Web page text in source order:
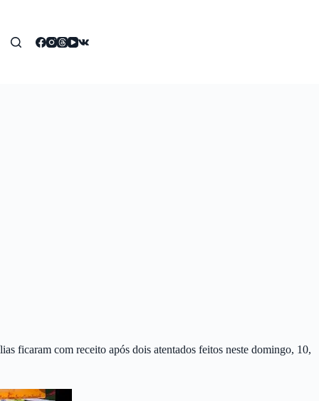
ficaram com receito após dois atentados feitos neste domingo, 10,